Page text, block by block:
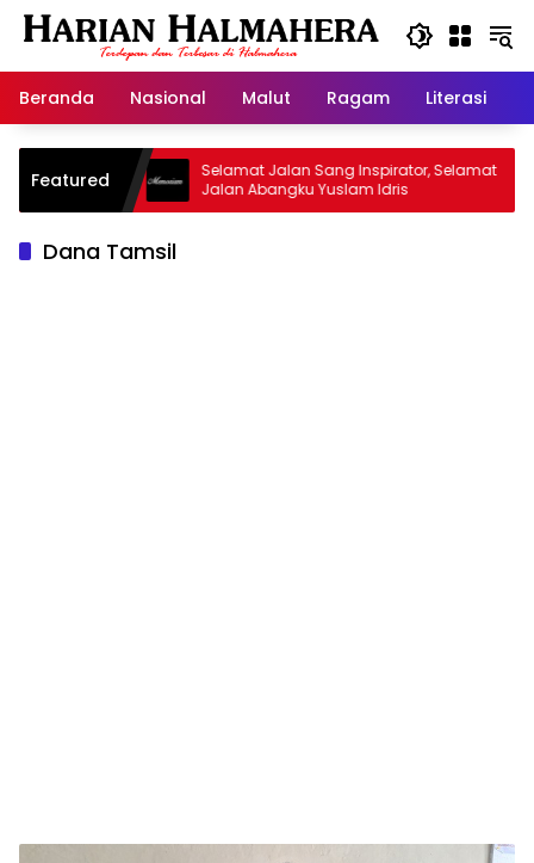
Langsung
Beranda
Nasional Malut Ragam Literasi
Featured
Warisan
Selamat Jalan Sang Inspirator, Selamat
Jalan Abangku Yuslam Idris
Dana Tamsil